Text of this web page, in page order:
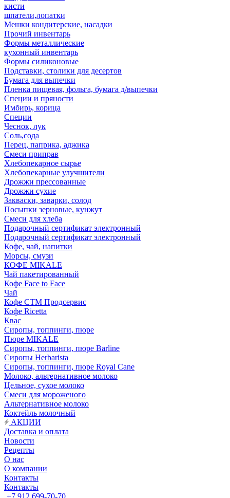
кисти
шпатели,лопатки
Мешки кондитерские, насадки
Прочий инвентарь
Формы металлические
кухонный инвентарь
Формы силиконовые
Подставки, столики для десертов
Бумага для выпечки
Пленка пищевая, фольга, бумага д/выпечки
Специи и пряности
Имбирь, корица
Специи
Чеснок, лук
Соль,сода
Перец, паприка, аджика
Смеси приправ
Хлебопекарное сырье
Хлебопекарные улучшители
Дрожжи прессованные
Дрожжи сухие
Закваски, заварки, солод
Посыпки зерновые, кунжут
Смеси для хлеба
Подарочный сертификат электронный
Подарочный сертификат электронный
Кофе, чай, напитки
Морсы, смузи
КОФЕ MIKALE
Чай пакетированный
Кофе Face to Face
Чай
Кофе СТМ Продсервис
Кофе Ricetta
Квас
Сиропы, топпинги, пюре
Пюре MIKALE
Сиропы, топпинги, пюре Barline
Сиропы Herbarista
Сиропы, топпинги, пюре Royal Cane
Молоко, альтернативное молоко
Цельное, сухое молоко
Смеси для мороженого
Альтернативное молоко
Коктейль молочный
АКЦИИ
Доставка и оплата
Новости
Рецепты
О нас
О компании
Контакты
Контакты
+7 912 699-70-70